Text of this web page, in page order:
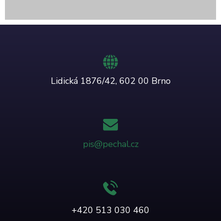
Lidická 1876/42, 602 00 Brno
pis@pechal.cz
+420 513 030 460